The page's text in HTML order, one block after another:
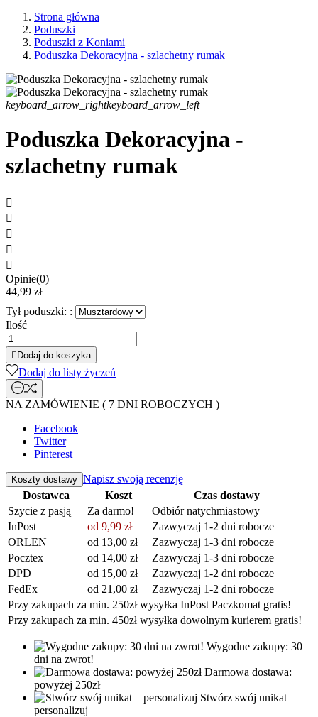
Strona główna
Poduszki
Poduszki z Koniami
Poduszka Dekoracyjna - szlachetny rumak
keyboard_arrow_rightkeyboard_arrow_left
Poduszka Dekoracyjna -
szlachetny rumak





Opinie(0)
44,99 zł
Tył poduszki: :
Ilość
 Dodaj do koszyka
Dodaj do listy życzeń
NA ZAMÓWIENIE ( 7 DNI ROBOCZYCH )
Facebook
Twitter
Pinterest
Koszty dostawy Napisz swoją recenzję
Dostawca
Koszt
Czas dostawy
Szycie z pasją
Za darmo!
Odbiór natychmiastowy
InPost
od 9,99 zł
Zazwyczaj 1-2 dni robocze
ORLEN
od 13,00 zł
Zazwyczaj 1-3 dni robocze
Pocztex
od 14,00 zł
Zazwyczaj 1-3 dni robocze
DPD
od 15,00 zł
Zazwyczaj 1-2 dni robocze
FedEx
od 21,00 zł
Zazwyczaj 1-2 dni robocze
Przy zakupach za min. 250zł wysyłka InPost Paczkomat gratis!
Przy zakupach za min. 450zł wysyłka dowolnym kurierem gratis!
Wygodne zakupy: 30
dni na zwrot!
Darmowa dostawa:
powyżej 250zł
Stwórz swój unikat –
personalizuj